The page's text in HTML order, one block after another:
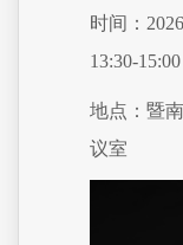
时间：
13:30-15:00
地点：暨
议室